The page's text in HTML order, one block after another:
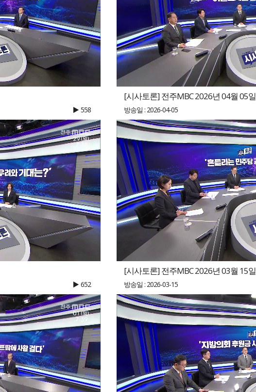
558
[시사토론] 전주MBC 2026년 04월 05일
방송일 : 2026-04-05
652
[시사토론] 전주MBC 2026년 03월 15일
방송일 : 2026-03-15